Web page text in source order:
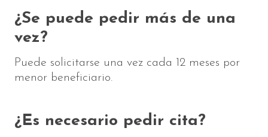
¿Se puede pedir más de una
vez?
Puede solicitarse una vez cada 12 meses por
menor beneficiario.
¿Es necesario pedir cita?